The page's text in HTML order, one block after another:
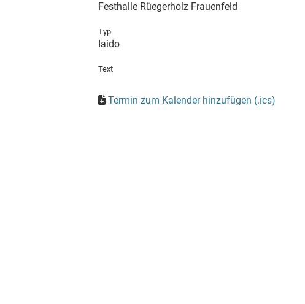
Festhalle Rüegerholz Frauenfeld
Typ
Iaido
Text
Termin zum Kalender hinzufügen (.ics)